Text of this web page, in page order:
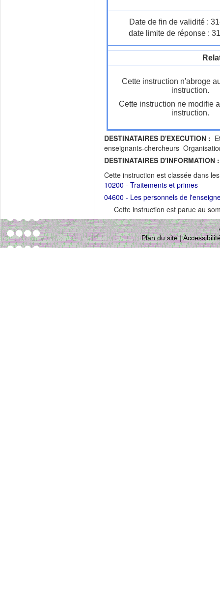
Date de fin de validité :
date limite de réponse :
Cette instruction n'abroge
instruction.
Cette instruction ne modifie
instruction.
DESTINATAIRES D'EXECUTION :
enseignants-chercheurs
DESTINATAIRES D'INFORMATION :
Cette instruction est classée dans
10200 - Traitements et primes
04600 - Les personnels de
Cette instruction est parue au
Plan du site|